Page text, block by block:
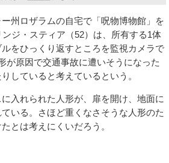
州ロザラムの自宅で「呪物博物館」を
ジ・スティア（52）は、所有する1体
をひっくり返すところを監視カメラで
が原因で交通事故に遭いそうになった
していると考えているという。
入れられた人形が、扉を開け、地面に
いる。さほど重くなさそうな人形のた
とは考えにくいだろう。